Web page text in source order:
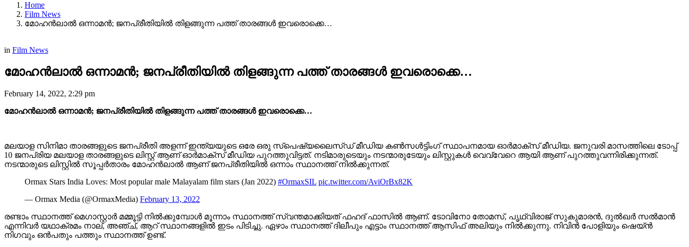
Home
Film News
മോഹൻലാൽ ഒന്നാമൻ; ജനപ്രീതിയിൽ തിളങ്ങുന്ന പത്ത് താരങ്ങൾ ഇവരൊക്കെ…
in Film News
മോഹൻലാൽ ഒന്നാമൻ; ജനപ്രീതിയിൽ തിളങ്ങുന്ന പത്ത് താരങ്ങൾ ഇവരൊക്കെ…
February 14, 2022, 2:29 pm
മോഹൻലാൽ ഒന്നാമൻ; ജനപ്രീതിയിൽ തിളങ്ങുന്ന പത്ത് താരങ്ങൾ ഇവരൊക്കെ…
മലയാള സിനിമാ താരങ്ങളുടെ ജനപ്രീതി അളന്ന് ഇന്ത്യയുടെ ഒരേ ഒരു സ്പെഷ്യലൈസ്ഡ് മീഡിയ കൺസൾട്ടിംഗ് സ്ഥാപനമായ ഓർമാക്‌സ് മീഡിയ. ജനുവരി മാസത്തിലെ ടോപ്പ്
10 ജനപ്രിയ മലയാള താരങ്ങളുടെ ലിസ്റ്റ്‌ ആണ് ഓർമാക്‌സ് മീഡിയ പുറത്തുവിട്ടത്. നടിമാരുടെയും നടന്മാരുടേയും ലിസ്റ്റുകൾ വെവ്വേറെ ആയി ആണ് പുറത്തുവന്നിരിക്കുന്നത്.
നടന്മാരുടെ ലിസ്റ്റിൽ സൂപ്പർതാരം മോഹൻലാൽ ആണ് ജനപ്രീതിയിൽ ഒന്നാം സ്ഥാനത്ത് നിൽക്കുന്നത്.
Ormax Stars India Loves: Most popular male Malayalam film stars (Jan 2022) #OrmaxSIL pic.twitter.com/AviOrBx82K
— Ormax Media (@OrmaxMedia) February 13, 2022
രണ്ടാം സ്ഥാനത്ത് മെഗാസ്റ്റാർ മമ്മൂട്ടി നിൽക്കുമ്പോൾ മൂന്നാം സ്ഥാനത്ത് സ്വന്തമാക്കിയത് ഫഹദ് ഫാസിൽ ആണ്. ടോവിനോ തോമസ്, പൃഥ്വിരാജ് സുകുമാരൻ, ദുൽഖർ സൽമാൻ
എന്നിവർ യഥാക്രമം നാല്, അഞ്ച്, ആറ് സ്ഥാനങ്ങളിൽ ഇടം പിടിച്ചു. ഏഴാം സ്ഥാനത്ത് ദിലീപും എട്ടാം സ്ഥാനത്ത് ആസിഫ് അലിയും നിൽക്കുന്നു. നിവിൻ പോളിയും ഷെയ്ൻ
നിഗവും ഒൻപതും പത്തും സ്ഥാനത്ത് ഉണ്ട്.